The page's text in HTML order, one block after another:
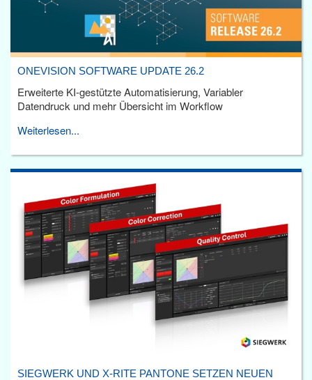
ONEVISION SOFTWARE UPDATE 26.2
Erweiterte KI-gestützte Automatisierung, Variabler
Datendruck und mehr Übersicht im Workflow
Weiterlesen...
SIEGWERK UND X-RITE PANTONE SETZEN NEUEN